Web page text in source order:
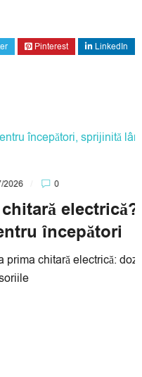
Pinterest LinkedIn
0
electrică?
începători
electrică: doze, gât,